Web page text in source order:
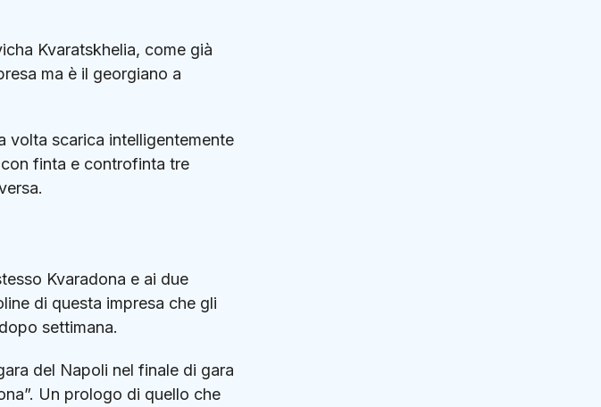
Kvaratskhelia, come già
ma è il georgiano a
volta scarica intelligentemente
finta e controfinta tre
Kvaradona e ai due
di questa impresa che gli
settimana.
del Napoli nel finale di gara
Un prologo di quello che